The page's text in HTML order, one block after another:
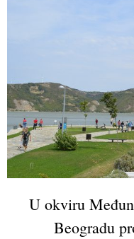
U okviru
Beogradu